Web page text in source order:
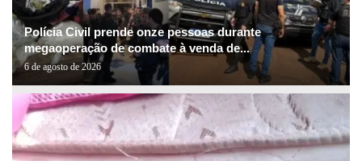
Polícia Civil prende onze pessoas durante
megaoperação de combate à venda de...
6 de agosto de 2026